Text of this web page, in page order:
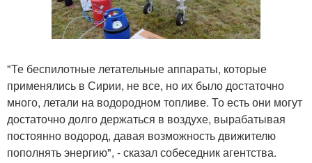
"Те беспилотные летательные аппараты, которые
применялись в Сирии, не все, но их было достаточно
много, летали на водородном топливе. То есть они могут
достаточно долго держаться в воздухе, вырабатывая
постоянно водород, давая возможность движителю
пополнять энергию", - сказал собеседник агентства.